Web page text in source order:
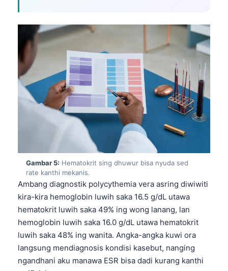
Gambar 5: Hematokrit sing dhuwur bisa nyuda sed
rate kanthi mekanis.
Ambang diagnostik polycythemia vera asring diwiwiti
kira-kira hemoglobin luwih saka 16.5 g/dL utawa
hematokrit luwih saka 49% ing wong lanang, lan
hemoglobin luwih saka 16.0 g/dL utawa hematokrit
luwih saka 48% ing wanita. Angka-angka kuwi ora
langsung mendiagnosis kondisi kasebut, nanging
ngandhani aku manawa ESR bisa dadi kurang kanthi